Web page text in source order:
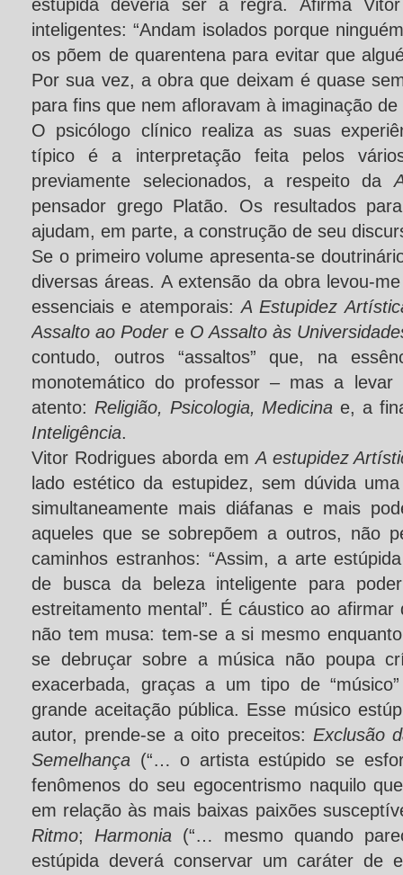
estúpida deveria ser a regra. Afirma
inteligentes: “Andam isolados porque
os põem de quarentena para evitar que
Por sua vez, a obra que deixam é quase
para fins que nem afloravam à imaginação de
O psicólogo clínico realiza as suas
típico é a interpretação feita pelos
previamente selecionados, a respeito da
pensador grego Platão. Os resultados
ajudam, em parte, a construção de seu
Se o primeiro volume apresenta-se
diversas áreas. A extensão da obra levou-
essenciais e atemporais: A Estupidez
Assalto ao Poder e O Assalto às
contudo, outros “assaltos” que, na
monotemático do professor – mas a
atento: Religião, Psicologia, Medicinae, a
Inteligência.
Vitor Rodrigues aborda em A estupidez
lado estético da estupidez, sem dúvida
simultaneamente mais diáfanas e mais
aqueles que se sobrepõem a outros, não
caminhos estranhos: “Assim, a arte
de busca da beleza inteligente para
estreitamento mental”. É cáustico ao
não tem musa: tem-se a si mesmo
se debruçar sobre a música não poupa
exacerbada, graças a um tipo de
grande aceitação pública. Esse músico
autor, prende-se a oito preceitos: Exclusão
Semelhança (“… o artista estúpido se
fenômenos do seu egocentrismo naquilo
em relação às mais baixas paixões
Ritmo; Harmonia (“… mesmo quando
estúpida deverá conservar um caráter de